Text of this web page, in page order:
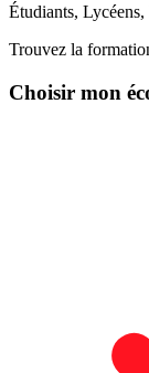
Étudiants, Lycéens,
Trouvez la
Choisir mon